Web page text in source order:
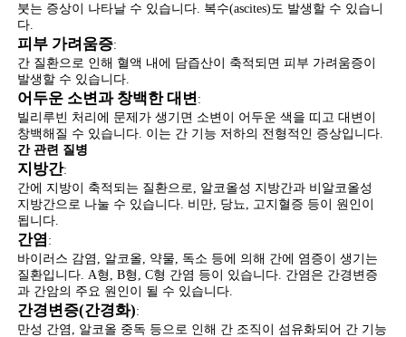
붓는 증상이 나타날 수 있습니다. 복수(ascites)도 발생할 수 있습니
다.
피부 가려움증:
간 질환으로 인해 혈액 내에 담즙산이 축적되면 피부 가려움증이
발생할 수 있습니다.
어두운 소변과 창백한 대변 :
빌리루빈 처리에 문제가 생기면 소변이 어두운 색을 띠고 대변이
창백해질 수 있습니다. 이는 간 기능 저하의 전형적인 증상입니다.
간 관련 질병
지방간:
간에 지방이 축적되는 질환으로, 알코올성 지방간과 비알코올성
지방간으로 나눌 수 있습니다. 비만, 당뇨, 고지혈증 등이 원인이
됩니다.
간염 :
바이러스 감염, 알코올, 약물, 독소 등에 의해 간에 염증이 생기는
질환입니다. A형, B형, C형 간염 등이 있습니다. 간염은 간경변증
과 간암의 주요 원인이 될 수 있습니다.
간경변증(간경화):
만성 간염, 알코올 중독 등으로 인해 간 조직이 섬유화되어 간 기능